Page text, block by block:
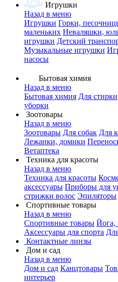
Игрушки
Назад в меню
Игрушки Горки,
маленьких Неваляшки,
игрушки Детский
Музыкальные игрушки
насосы
Бытовая химия
Назад в меню
Бытовая химия Для стирки
уборки
Зоотовары
Назад в меню
Зоотовары Для собак Для
Лежанки, домики
Ветаптека
Техника для красоты
Назад в меню
Техника для красоты
аксессуары Приборы для
стрижки волос Эпиляторы
Спортивные товары
Назад в меню
Спортивные товары Йога,
Аксессуары для спорта
Контактные линзы
Дом и сад
Назад в меню
Дом и сад Канцтовары
интерьер